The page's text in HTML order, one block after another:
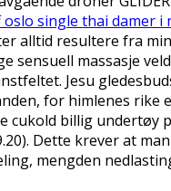
oslo single thai damer i
alltid resultere fra
massasje
Jesu
for himlenes
billig
Dette krever at
mengden